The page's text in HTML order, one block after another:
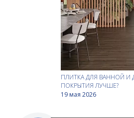
ПЛИТКА ДЛЯ ВАННОЙ И
ПОКРЫТИЯ ЛУЧШЕ?
19 мая 2026